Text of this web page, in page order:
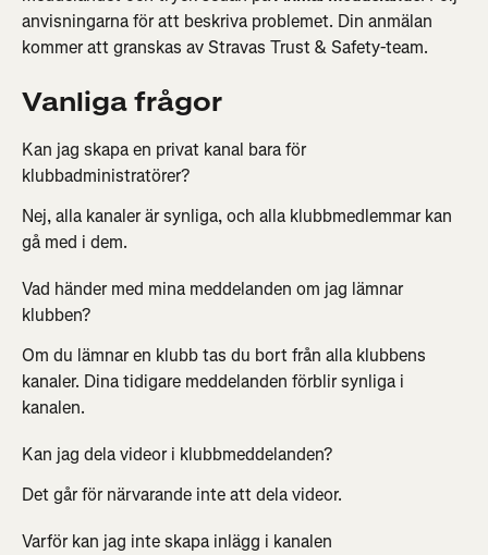
anvisningarna för att beskriva problemet. Din anmälan
kommer att granskas av Stravas Trust & Safety-team.
Vanliga frågor
Kan jag skapa en privat kanal bara för
klubbadministratörer?
Nej, alla kanaler är synliga, och alla klubbmedlemmar kan
gå med i dem.
Vad händer med mina meddelanden om jag lämnar
klubben?
Om du lämnar en klubb tas du bort från alla klubbens
kanaler. Dina tidigare meddelanden förblir synliga i
kanalen.
Kan jag dela videor i klubbmeddelanden?
Det går för närvarande inte att dela videor.
Varför kan jag inte skapa inlägg i kanalen